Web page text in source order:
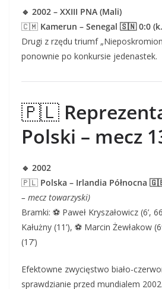
🔹 2002 – XXIII PNA (Mali)
🇨🇲 Kamerun – Senegal 🇸🇳 0:0
Drugi z rzędu triumf
ponownie po konkursie jedenastek.
🇵🇱
Polski – mecz
🔹 2002
🇵🇱 Polska – Irlandia Północna
– mecz towarzyski)
Bramki: ⚽ Paweł Kryszałowicz (6’,
Kałużny (11’), ⚽ Marcin Żewłakow
(17’)
Efektowne zwycięstwo biało-
sprawdzianie przed mundialem 2002.